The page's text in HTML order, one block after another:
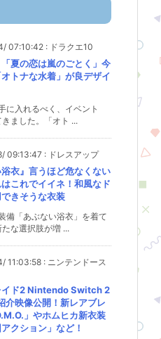
07:10:42 : ドラクエ10
夏の恋は嵐のごとく」今
トナな水着」が良デザイ
に入れるべく、イベント
ました。「オト ...
09:13:47 : ドレスアップ
浴衣』言うほど危なくない
これでイイネ！和風なド
きそうな衣装
備「あぶない浴衣」を着て
な選択肢が増 ...
11:03:58 : ニンテンドース
イド2 Nintendo Switch 2
介映像公開！新レアブレ
」やホムヒカ新衣装
クション」など！